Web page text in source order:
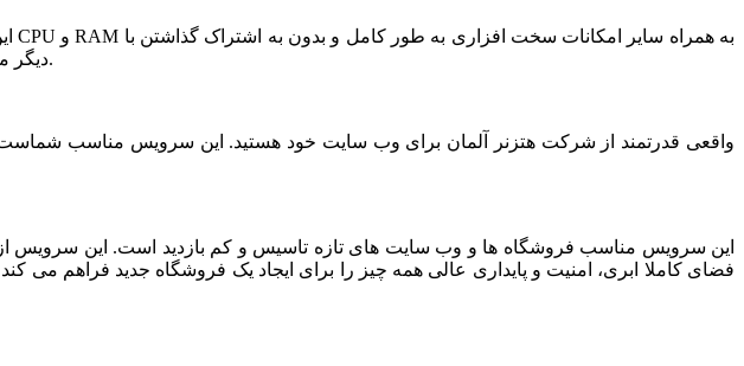
دیگر مشترکین استفاده شود. این سرویس مناسب فروشگاه های خاص، پربازدید با نیازمندی های بخصوص است.